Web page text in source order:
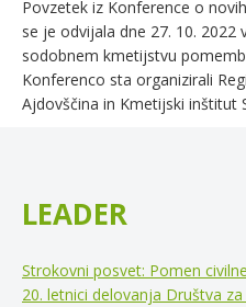
Povzetek iz Konference o
se je odvijala dne 27. 10.
sodobnem kmetijstvu
Konferenco sta organizirali
Ajdovščina in Kmetijski inštitut
LEADER
Strokovni posvet: Pomen
20. letnici delovanja Društva